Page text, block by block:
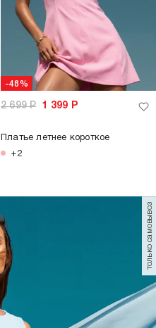
-48%
2 699Р 1 399 Р
Платье летнее короткое
+2
только самовывоз